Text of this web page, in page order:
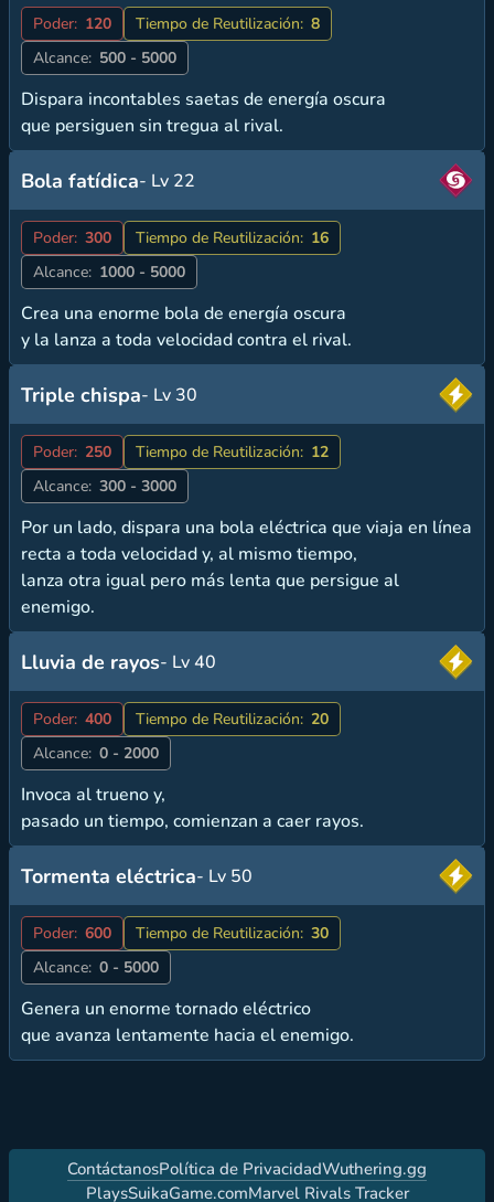
Poder: 120 Tiempo de Reutilización: 8
Alcance: 500 - 5000
Dispara incontables saetas de energía oscura
que persiguen sin tregua al rival.
Bola fatídica- Lv 22
Poder: 300 Tiempo de Reutilización: 16
Alcance: 1000 - 5000
Crea una enorme bola de energía oscura
y la lanza a toda velocidad contra el rival.
Triple chispa- Lv 30
Poder: 250 Tiempo de Reutilización: 12
Alcance: 300 - 3000
Por un lado, dispara una bola eléctrica que viaja en línea
recta a toda velocidad y, al mismo tiempo,
lanza otra igual pero más lenta que persigue al
enemigo.
Lluvia de rayos- Lv 40
Poder: 400 Tiempo de Reutilización: 20
Alcance: 0 - 2000
Invoca al trueno y,
pasado un tiempo, comienzan a caer rayos.
Tormenta eléctrica- Lv 50
Poder: 600 Tiempo de Reutilización: 30
Alcance: 0 - 5000
Genera un enorme tornado eléctrico
que avanza lentamente hacia el enemigo.
ContáctanosPolítica de PrivacidadWuthering.gg
PlaysSuikaGame.comMarvel Rivals Tracker